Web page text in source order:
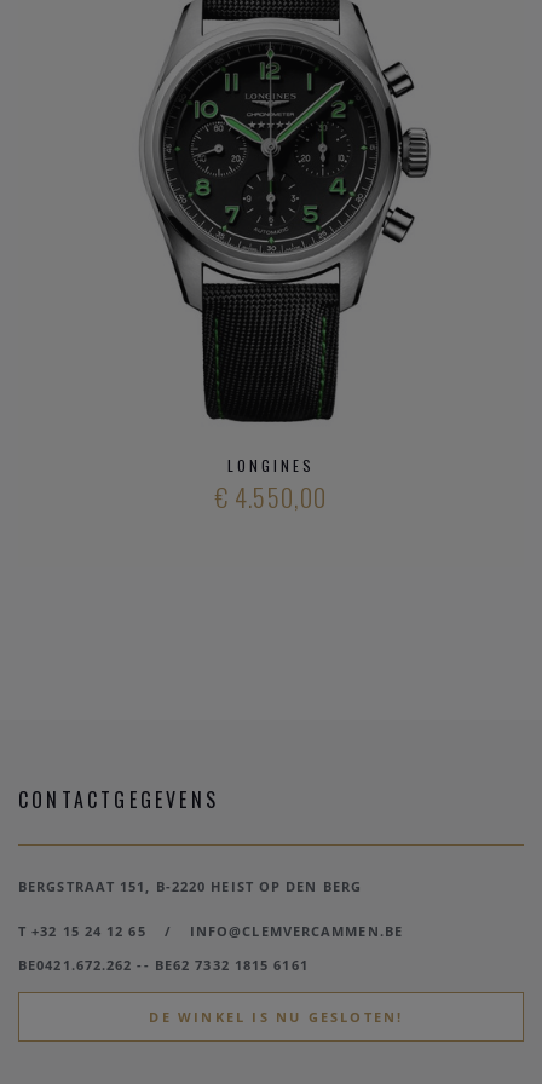
Onze zaak beschikt over een officieel Longines herstelatelier.
U kan steeds uwLongines horlogebezorgen voor een
periodiek onderhoud of voor een volledige revisie.
Heeft u verder vargen over het aanbod modieuze
kwalitatieve horloge merkenkan u ons
op de hoogte brengen.
LONGINES
€ 4.550,00
CONTACTGEGEVENS
BERGSTRAAT 151, B-2220 HEIST OP DEN BERG
T +32 15 24 12 65 /
INFO@CLEMVERCAMMEN.BE
BE0421.672.262 -- BE62 7332 1815 6161
DE WINKEL IS NU GESLOTEN!